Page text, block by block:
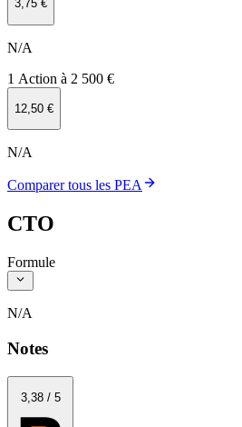
3,75 €
N/A
1 Action à 2 500 €
12,50 €
N/A
Comparer tous les PEA
CTO
Formule
N/A
Notes
3,38/ 5